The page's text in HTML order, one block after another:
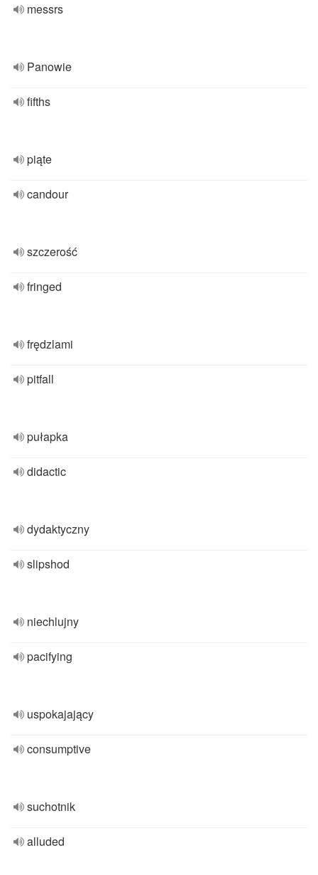
messrs
Panowie
fifths
piąte
candour
szczerość
fringed
frędzlami
pitfall
pułapka
didactic
dydaktyczny
slipshod
niechlujny
pacifying
uspokajający
consumptive
suchotnik
alluded